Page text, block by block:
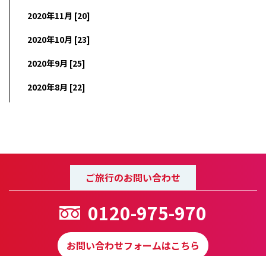
2020年11月 [20]
2020年10月 [23]
2020年9月 [25]
2020年8月 [22]
ご旅行のお問い合わせ
0120-975-970
お問い合わせフォームはこちら